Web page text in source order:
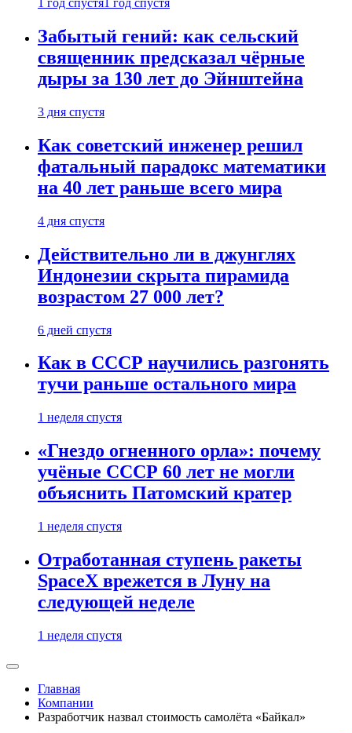
1 год спустя 1 год спустя
Забытый гений: как сельский
священник предсказал чёрные
дыры за 130 лет до Эйнштейна
3 дня спустя
Как советский инженер решил
фатальный парадокс математики
на 40 лет раньше всего мира
4 дня спустя
Действительно ли в джунглях
Индонезии скрыта пирамида
возрастом 27 000 лет?
6 дней спустя
Как в СССР научились разгонять
тучи раньше остального мира
1 неделя спустя
«Гнездо огненного орла»: почему
учёные СССР 60 лет не могли
объяснить Патомский кратер
1 неделя спустя
Отработанная ступень ракеты
SpaceX врежется в Луну на
следующей неделе
1 неделя спустя
Главная
Компании
Разработчик назвал стоимость самолёта «Байкал»